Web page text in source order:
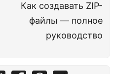
Как создавать ZIP-
файлы — полное
руководство